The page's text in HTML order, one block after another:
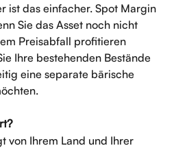
ist das einfacher. Spot Margin
Sie das Asset noch nicht
Preisabfall profitieren
Ihre bestehenden Bestände
eine separate bärische
von Ihrem Land und Ihrer